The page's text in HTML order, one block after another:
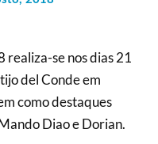
realiza-se nos dias 21
del Conde em
como destaques
Diao e Dorian.